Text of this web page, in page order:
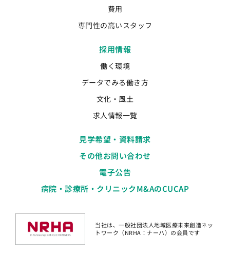
費用
専門性の高いスタッフ
採用情報
働く環境
データでみる働き方
文化・風土
求人情報一覧
見学希望・資料請求
その他お問い合わせ
電子公告
病院・診療所・クリニックM&AのCUCAP
当社は、一般社団法人地域医療未来創造ネッ
トワーク（NRHA：ナーハ）の会員です